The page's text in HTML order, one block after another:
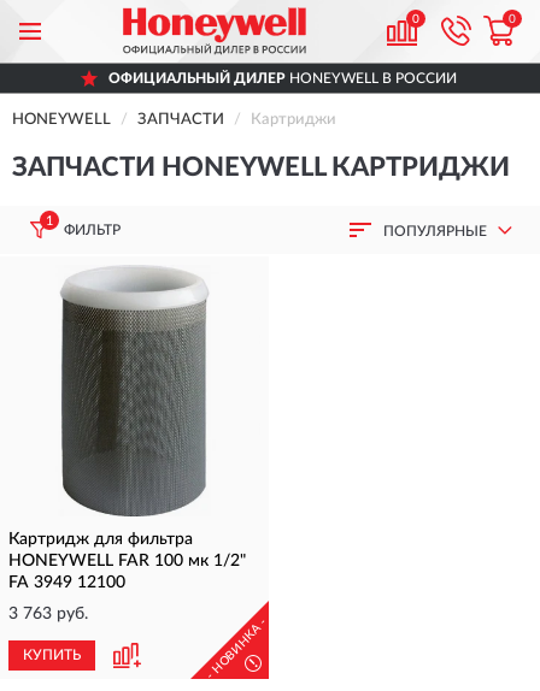
0 0
ОФИЦИАЛЬНЫЙ ДИЛЕР HONEYWELL В РОССИИ
HONEYWELL ЗАПЧАСТИ Картриджи
ЗАПЧАСТИ HONEYWELL КАРТРИДЖИ
1
ФИЛЬТР ПОПУЛЯРНЫЕ
Картридж для фильтра
HONEYWELL FAR 100 мк 1/2"
FA 3949 12100
3 763 руб.
КУПИТЬ - НОВИНКА -
!